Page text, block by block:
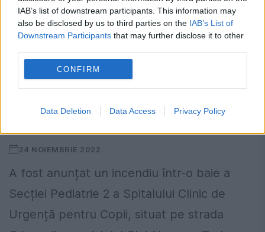
IAB’s list of downstream participants. This information may
also be disclosed by us to third parties on the IAB’s List of
Downstream Participants that may further disclose it to other
CONFIRM
Data Deletion Data Access Privacy Policy
Alertă de incendiu la Spitalul de
Pediatrie 2 din Cluj-Napoca. Mai multe
24 NOIEMBRIE 2022
A fost anunțat un incendiu într-o baie a
Secției Pediatrie 2 a Spitalului Clinic de
Urgență pentru Copii, situat pe strada